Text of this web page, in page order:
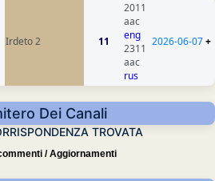
Irdeto 2 11
2011
aac
eng
2311
aac
rus
2026-06-07+
Dei Canali
TROVATA
commenti / Aggiornamenti